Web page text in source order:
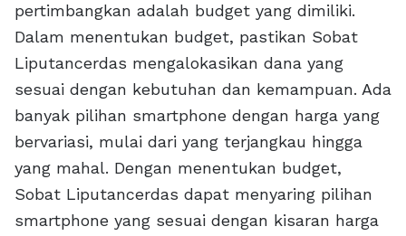
pertimbangkan adalah budget yang dimiliki.
Dalam menentukan budget, pastikan Sobat
Liputancerdas mengalokasikan dana yang
sesuai dengan kebutuhan dan kemampuan. Ada
banyak pilihan smartphone dengan harga yang
bervariasi, mulai dari yang terjangkau hingga
yang mahal. Dengan menentukan budget,
Sobat Liputancerdas dapat menyaring pilihan
smartphone yang sesuai dengan kisaran harga